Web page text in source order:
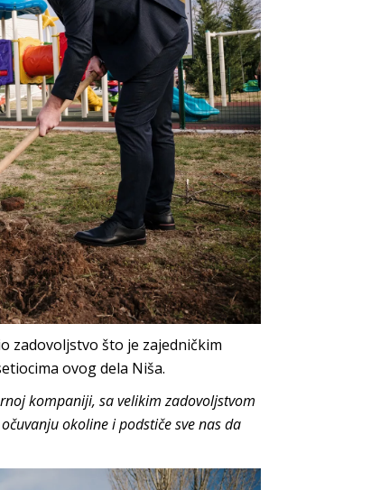
zadovoljstvo što je zajedničkim
ovog dela Niša.
kompaniji, sa velikim zadovoljstvom
okoline i podstiče sve nas da